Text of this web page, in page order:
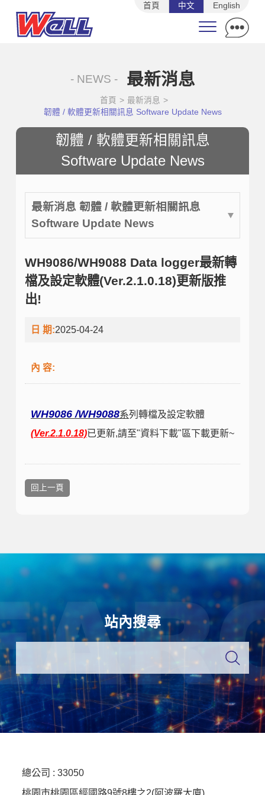
首頁 中文 English
- NEWS - 最新消息
首頁 > 最新消息 >
韌體 / 軟體更新相關訊息 Software Update News
韌體 / 軟體更新相關訊息
Software Update News
最新消息 韌體 / 軟體更新相關訊息
Software Update News
WH9086/WH9088 Data logger最新轉
檔及設定軟體(Ver.2.1.0.18)更新版推
出!
日 期:2025-04-24
內 容:
WH9086 /WH9088系列轉檔及設定軟體
(Ver.2.1.0.18)已更新,請至"資料下載"區下載更新~
回上一頁
站內搜尋
總公司 : 33050
桃園市桃園區經國路9號8樓之2(阿波羅大廈)